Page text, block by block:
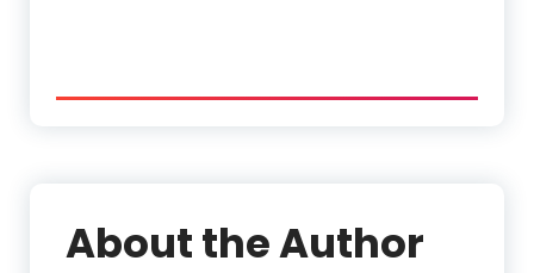
About the Author